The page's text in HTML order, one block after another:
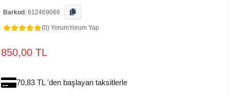
Barkod : 612469066
(0) YorumYorum Yap
850,00 TL
70,83 TL 'den başlayan taksitlerle